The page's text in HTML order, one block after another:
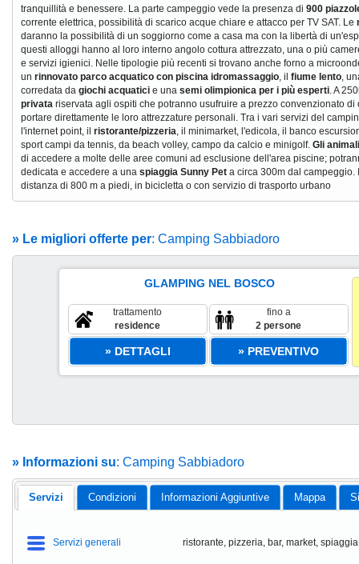
tranquillità e benessere. La parte campeggio vede la presenza di 900
corrente elettrica, possibilità di scarico acque chiare e attacco per TV SAT. Le
daranno la possibilità di un soggiorno come a casa ma con la libertà di
questi alloggi hanno al loro interno angolo cottura attrezzato, una o più
e servizi igienici. Nelle tipologie più recenti si trovano anche forno a
un rinnovato parco acquatico con piscina idromassaggio, il fiume lento,
corredata da giochi acquatici e una semi olimpionica per i più esperti. A
privata riservata agli ospiti che potranno usufruire a prezzo convenzionato
portare direttamente le loro attrezzature personali. Tra i vari servizi del
l'internet point, il ristorante/pizzeria, il minimarket, l'edicola, il banco
sport campi da tennis, da beach volley, campo da calcio e minigolf. Gli
di accedere a molte delle aree comuni ad esclusione dell'area piscine;
dedicata e accedere a una spiaggia Sunny Pet a circa 300m dal
distanza di 800 m a piedi, in bicicletta o con servizio di trasporto urbano
» Le migliori offerte per: Camping Sabbiadoro
GLAMPING NEL BOSCO
trattamento
residence
fino a
2 persone
» DETTAGLI » PREVENTIVO
» Informazioni su: Camping Sabbiadoro
Servizi Condizioni Informazioni Aggiuntive Mappa
Servizi generali ristorante, pizzeria, bar, market,